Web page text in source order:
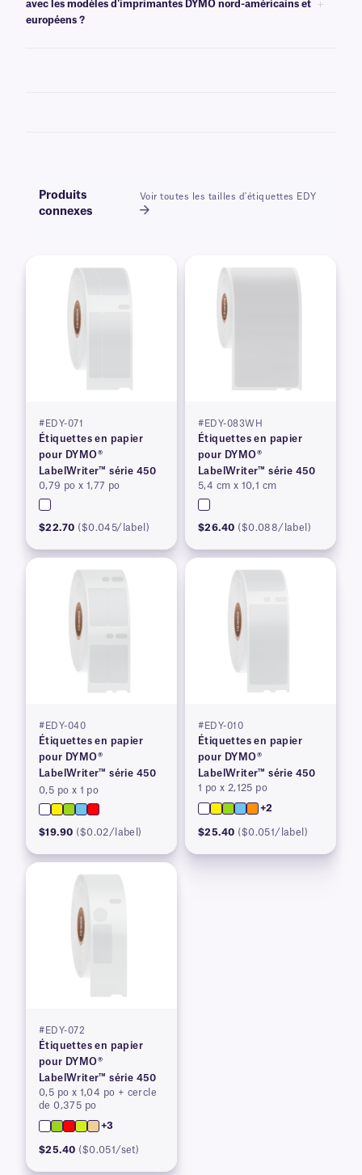
avec les modèles d'imprimantes DYMO nord-américains et
européens ?
Produits
connexes
Voir toutes les tailles d'étiquettes EDY
#EDY-071
Étiquettes en papier
pour DYMO®
LabelWriter™ série 450
0,79 po x 1,77 po
$22.70 ($0.045/label)
#EDY-083WH
Étiquettes en papier
pour DYMO®
LabelWriter™ série 450
5,4 cm x 10,1 cm
$26.40 ($0.088/label)
#EDY-040
Étiquettes en papier
pour DYMO®
LabelWriter™ série 450
0,5 po x 1 po
$19.90 ($0.02/label)
#EDY-010
Étiquettes en papier
pour DYMO®
LabelWriter™ série 450
1 po x 2,125 po
+2
$25.40 ($0.051/label)
#EDY-072
Étiquettes en papier
pour DYMO®
LabelWriter™ série 450
0,5 po x 1,04 po + cercle
de 0,375 po
+3
$25.40 ($0.051/set)